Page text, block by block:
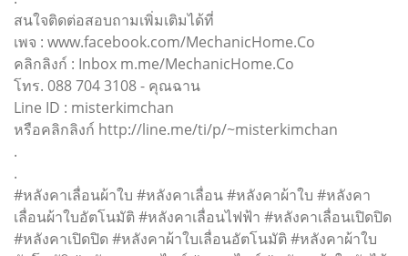
สนใจติดต่อสอบถามเพิ่มเติมได้ที่
เพจ : www.facebook.com/MechanicHome.Co
คลิกลิงก์ : Inbox m.me/MechanicHome.Co
โทร. 088 704 3108 - คุณฉาน
Line ID : misterkimchan
หรือคลิกลิงก์ http://line.me/ti/p/~misterkimchan
.
.
#หลังคาเลื่อนผ้าใบ #หลังคาเลื่อน #หลังคาผ้าใบ #หลังคา
เลื่อนผ้าใบอัตโนมัติ #หลังคาเลื่อนไฟฟ้า #หลังคาเลื่อนเปิดปิด
#หลังคาเปิดปิด #หลังคาผ้าใบเลื่อนอัตโนมัติ #หลังคาผ้าใบ